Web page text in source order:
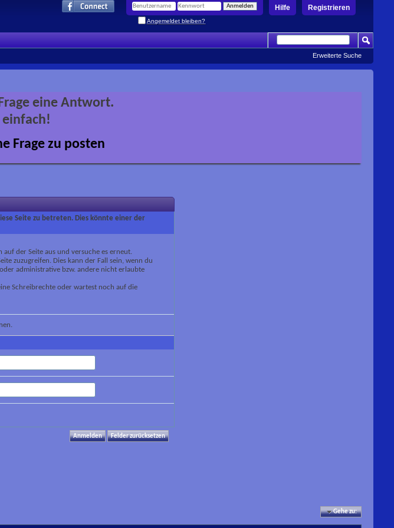
Registrieren
Hilfe
Angemeldet bleiben?
Erweiterte Suche
eine Antwort.
einfach!
Frage zu posten
Seite zu betreten. Dies könnte einer der
der Seite aus und versuche es erneut.
zuzugreifen. Dies kann der Fall sein, wenn du
administrative bzw. andere nicht erlaubte
Schreibrechte oder wartest noch auf die
Gehe zu: